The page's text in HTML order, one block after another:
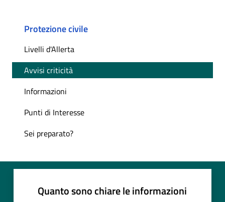
Protezione civile
Livelli d'Allerta
Avvisi criticità
Informazioni
Punti di Interesse
Sei preparato?
Quanto sono chiare le informazioni